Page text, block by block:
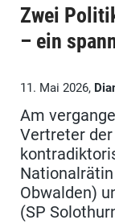
Zwei
– ein
11. Mai 2026,
Am
Vertreter der
Obwalden)
(SP